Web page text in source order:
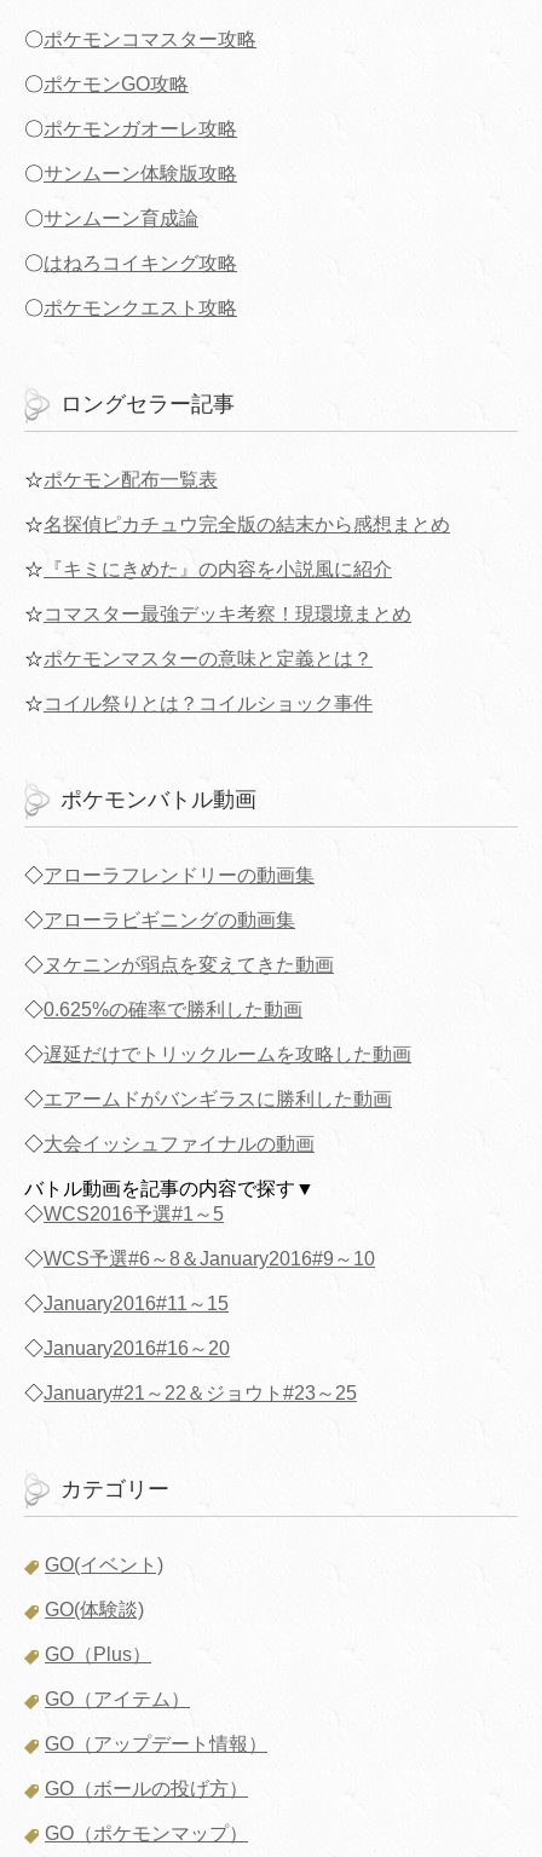
〇ポケモンコマスター攻略
〇ポケモンGO攻略
〇ポケモンガオーレ攻略
〇サンムーン体験版攻略
〇サンムーン育成論
〇はねろコイキング攻略
〇ポケモンクエスト攻略
ロングセラー記事
☆ポケモン配布一覧表
☆名探偵ピカチュウ完全版の結末から感想まとめ
☆ 『キミにきめた』の内容を小説風に紹介
☆コマスター最強デッキ考察！現環境まとめ
☆ポケモンマスターの意味と定義とは？
☆コイル祭りとは？コイルショック事件
ポケモンバトル動画
◇アローラフレンドリーの動画集
◇アローラビギニングの動画集
◇ヌケニンが弱点を変えてきた動画
◇0.625%の確率で勝利した動画
◇遅延だけでトリックルームを攻略した動画
◇エアームドがバンギラスに勝利した動画
◇大会イッシュファイナルの動画
バトル動画を記事の内容で探す▼
◇WCS2016予選#1～5
◇WCS予選#6～8＆January2016#9～10
◇January2016#11～15
◇January2016#16～20
◇January#21～22＆ジョウト#23～25
カテゴリー
GO(イベント)
GO(体験談)
GO（Plus）
GO（アイテム）
GO（アップデート情報）
GO（ボールの投げ方）
GO（ポケモンマップ）